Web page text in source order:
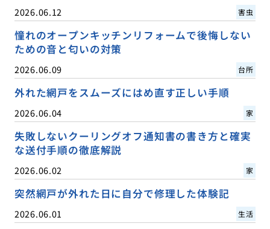
2026.06.12 害虫
憧れのオープンキッチンリフォームで後悔しない
ための音と匂いの対策
2026.06.09 台所
外れた網戸をスムーズにはめ直す正しい手順
2026.06.04 家
失敗しないクーリングオフ通知書の書き方と確実
な送付手順の徹底解説
2026.06.02 家
突然網戸が外れた日に自分で修理した体験記
2026.06.01 生活